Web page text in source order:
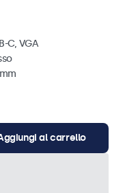
C, VGA
al carrello